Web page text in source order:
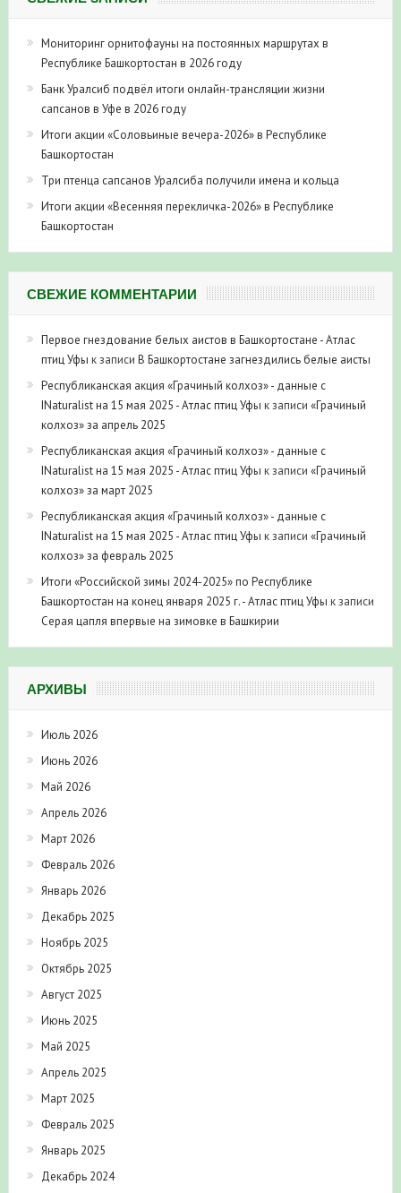
Мониторинг орнитофауны на постоянных маршрутах в
Республике Башкортостан в 2026 году
Банк Уралсиб подвёл итоги онлайн-трансляции жизни
сапсанов в Уфе в 2026 году
Итоги акции «Соловьиные вечера-2026» в Республике
Башкортостан
Три птенца сапсанов Уралсиба получили имена и кольца
Итоги акции «Весенняя перекличка-2026» в Республике
Башкортостан
СВЕЖИЕ КОММЕНТАРИИ
Первое гнездование белых аистов в Башкортостане - Атлас
птиц Уфы к записи В Башкортостане загнездились белые аисты
Республиканская акция «Грачиный колхоз» - данные с
INaturalist на 15 мая 2025 - Атлас птиц Уфы к записи «Грачиный
колхоз» за апрель 2025
Республиканская акция «Грачиный колхоз» - данные с
INaturalist на 15 мая 2025 - Атлас птиц Уфы к записи «Грачиный
колхоз» за март 2025
Республиканская акция «Грачиный колхоз» - данные с
INaturalist на 15 мая 2025 - Атлас птиц Уфы к записи «Грачиный
колхоз» за февраль 2025
Итоги «Российской зимы 2024-2025» по Республике
Башкортостан на конец января 2025 г. - Атлас птиц Уфы к записи
Серая цапля впервые на зимовке в Башкирии
АРХИВЫ
Июль 2026
Июнь 2026
Май 2026
Апрель 2026
Март 2026
Февраль 2026
Январь 2026
Декабрь 2025
Ноябрь 2025
Октябрь 2025
Август 2025
Июнь 2025
Май 2025
Апрель 2025
Март 2025
Февраль 2025
Январь 2025
Декабрь 2024